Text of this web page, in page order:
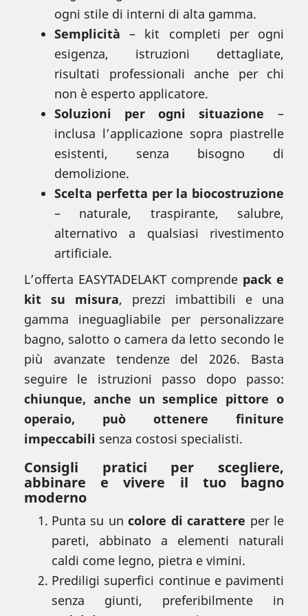
ogni stile di interni di alta gamma.
Semplicità – kit completi per ogni
esigenza, istruzioni dettagliate,
risultati professionali anche per chi
non è esperto applicatore.
Soluzioni per ogni situazione –
inclusa l’applicazione sopra piastrelle
esistenti, senza bisogno di
demolizione.
Scelta perfetta per la biocostruzione
– naturale, traspirante, salubre,
alternativo a qualsiasi rivestimento
artificiale.
L’offerta EASYTADELAKT comprende pack e
kit su misura, prezzi imbattibili e una
gamma ineguagliabile per personalizzare
bagno, salotto o camera da letto secondo le
più avanzate tendenze del 2026. Basta
seguire le istruzioni passo dopo passo:
chiunque, anche un semplice pittore o
operaio, può ottenere finiture
impeccabili senza costosi specialisti.
Consigli pratici per scegliere,
abbinare e vivere il tuo bagno
moderno
Punta su un colore di carattere per le
pareti, abbinato a elementi naturali
caldi come legno, pietra e vimini.
Prediligi superfici continue e pavimenti
senza giunti, preferibilmente in